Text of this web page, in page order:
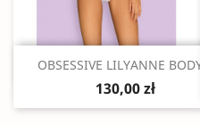
Szybki podgląd
OBSESSIVE LILYANNE
130,00 zł